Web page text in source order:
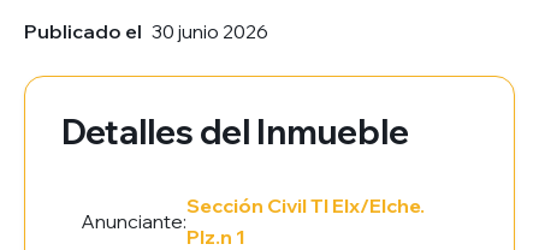
Publicado el 30 junio 2026
Detalles del Inmueble
Anunciante:
Sección Civil TI Elx/Elche.
Plz.n 1